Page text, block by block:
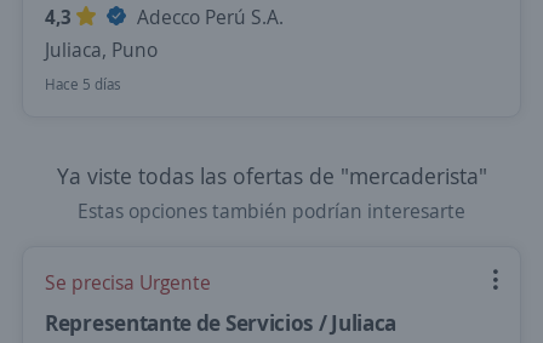
4,3
Adecco Perú S.A.
Juliaca, Puno
Hace 5 días
Ya viste todas las ofertas de "mercaderista"
Estas opciones también podrían interesarte
Se precisa Urgente
Representante de Servicios / Juliaca